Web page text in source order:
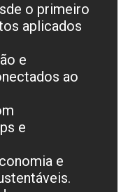
o primeiro
aplicados
e
ao
e
e